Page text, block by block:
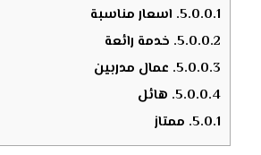
5.0.0.1. اسعار مناسبة
5.0.0.2. خدمة رائعة
5.0.0.3. عمال مدربين
5.0.0.4. هائل
5.0.1. ممتاز